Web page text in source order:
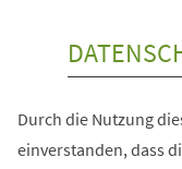
Durch die Nutzung
einverstanden, dass